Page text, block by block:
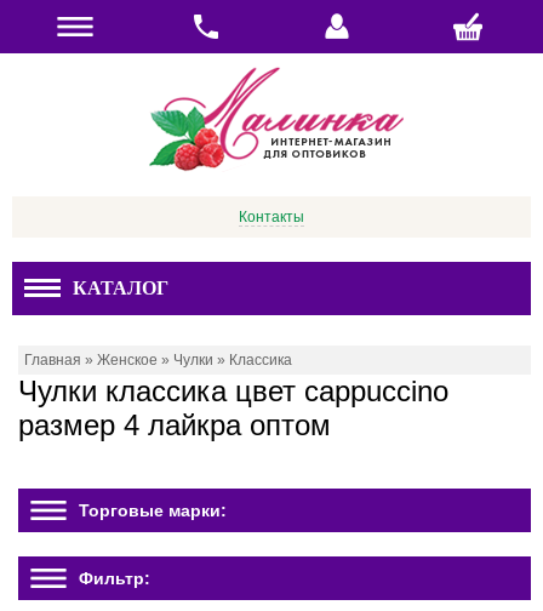
Контакты
КАТАЛОГ
Главная » Женское » Чулки » Классика
Чулки классика цвет cappucсino
размер 4 лайкра оптом
Торговые марки:
Фильтр: